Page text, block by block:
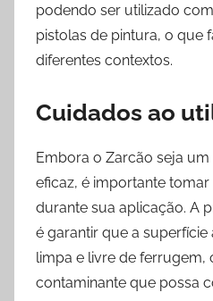
podendo ser utilizado
pistolas de pintura, o que
diferentes contextos.
Cuidados ao
Embora o Zarcão seja
eficaz, é importante
durante sua aplicação. A
é garantir que a superfície
limpa e livre de
contaminante que possa